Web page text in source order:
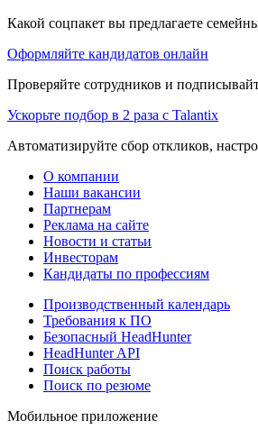
Какой соцпакет вы предлагаете
Оформляйте кандидатов онлайн
Проверяйте сотрудников и
Ускорьте подбор в 2 раза с Talantix
Автоматизируйте сбор откликов,
О компании
Наши вакансии
Партнерам
Реклама на сайте
Новости и статьи
Инвесторам
Кандидаты по профессиям
Производственный календарь
Требования к ПО
Безопасный HeadHunter
HeadHunter API
Поиск работы
Поиск по резюме
Мобильное приложение